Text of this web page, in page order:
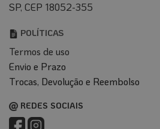
SP, CEP 18052-355
POLÍTICAS
Termos de uso
Envio e Prazo
Trocas, Devolução e Reembolso
REDES SOCIAIS